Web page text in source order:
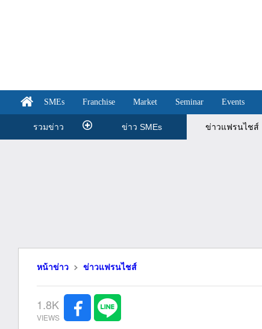
SMEs Franchise Market Seminar Events
รวมข่าว ข่าว SMEs ข่าวแฟรนไชส์
หน้าข่าว ข่าวแฟรนไชส์
1.8K